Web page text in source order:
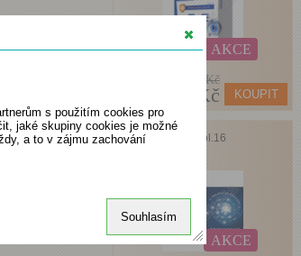
AKCE
911 Kč
705 Kč
AKCE
Favea Bactoral tbl.16
s použitím cookies pro
jaké skupiny cookies je možné
a to v zájmu zachování
Souhlasím